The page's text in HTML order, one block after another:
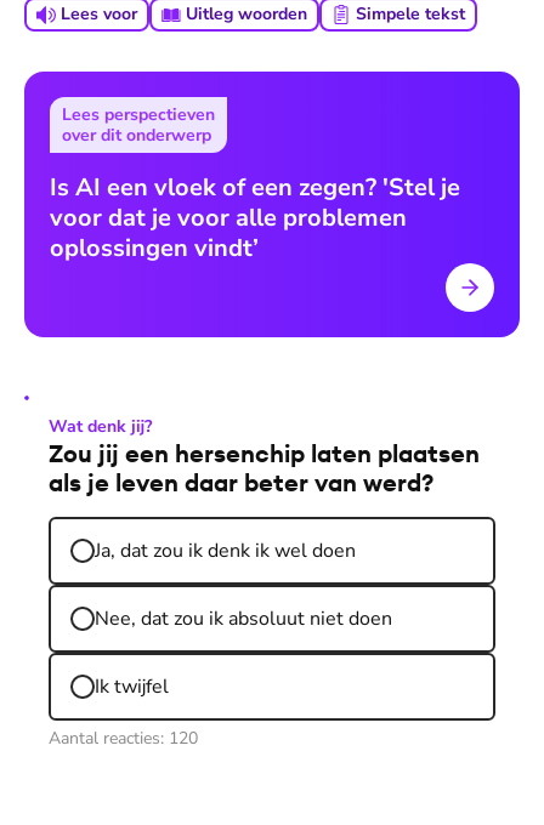
Lees voor Uitleg woorden Simpele tekst
Lees perspectieven
over dit onderwerp
Is AI een vloek of een zegen? 'Stel je
voor dat je voor alle problemen
oplossingen vindt’
Wat denk jij?
Zou jij een hersenchip laten plaatsen
als je leven daar beter van werd?
Ja, dat zou ik denk ik wel doen
Nee, dat zou ik absoluut niet doen
Ik twijfel
Aantal reacties: 120